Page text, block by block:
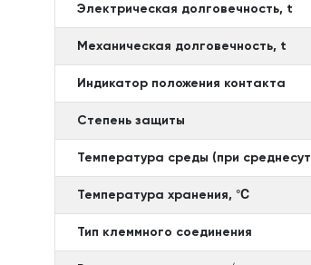
Электрическая долговечность, t
Механическая долговечность, t
Индикатор положения контакта
Степень защиты
Температура среды (при
Температура хранения, ℃
Тип клеммного соединения